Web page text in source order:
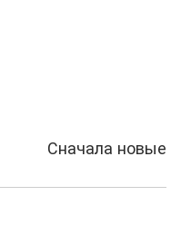
Сначала новые